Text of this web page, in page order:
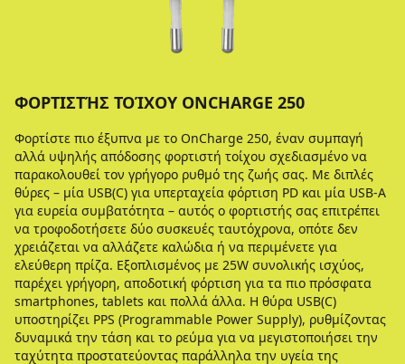
ΦΟΡΤΙΣΤΉΣ ΤΟΊΧΟΥ ONCHARGE 250
Φορτίστε πιο έξυπνα με το OnCharge 250, έναν συμπαγή
αλλά υψηλής απόδοσης φορτιστή τοίχου σχεδιασμένο να
παρακολουθεί τον γρήγορο ρυθμό της ζωής σας. Με διπλές
θύρες – μία USB(C) για υπερταχεία φόρτιση PD και μία USB-A
για ευρεία συμβατότητα – αυτός ο φορτιστής σας επιτρέπει
να τροφοδοτήσετε δύο συσκευές ταυτόχρονα, οπότε δεν
χρειάζεται να αλλάζετε καλώδια ή να περιμένετε για
ελεύθερη πρίζα. Εξοπλισμένος με 25W συνολικής ισχύος,
παρέχει γρήγορη, αποδοτική φόρτιση για τα πιο πρόσφατα
smartphones, tablets και πολλά άλλα. Η θύρα USB(C)
υποστηρίζει PPS (Programmable Power Supply), ρυθμίζοντας
δυναμικά την τάση και το ρεύμα για να μεγιστοποιήσει την
ταχύτητα προστατεύοντας παράλληλα την υγεία της